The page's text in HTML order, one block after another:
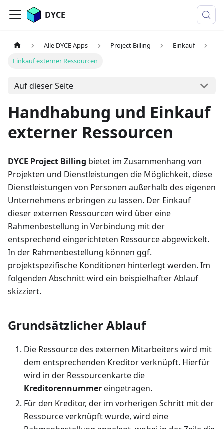
DYCE
Alle DYCE Apps Project Billing
Einkauf
Einkauf externer Ressourcen
Auf dieser Seite
Handhabung und Einkauf
externer Ressourcen
DYCE Project Billing bietet im Zusammenhang von
Projekten und Dienstleistungen die Möglichkeit, diese
Dienstleistungen von Personen außerhalb des eigenen
Unternehmens erbringen zu lassen. Der Einkauf
dieser externen Ressourcen wird über eine
Rahmenbestellung in Verbindung mit der
entsprechend eingerichteten Ressource abgewickelt.
In der Rahmenbestellung können ggf.
projektspezifische Konditionen hinterlegt werden. Im
folgenden Abschnitt wird ein beispielhafter Ablauf
skizziert.
Grundsätzlicher Ablauf
Die Ressource des externen Mitarbeiters wird mit
dem entsprechenden Kreditor verknüpft. Hierfür
wird in der Ressourcenkarte die
Kreditorennummereingetragen.
Für den Kreditor, der im vorherigen Schritt mit der
Ressource verknüpft wurde, wird eine